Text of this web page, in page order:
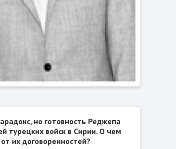
но готовность Реджепа
турецких войск в Сирии. О чем
их договоренностей?